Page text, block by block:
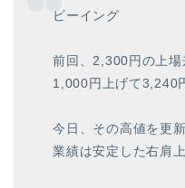
ビーイング
前回、2,300円の上
1,000円上げて3,240
今日、その高値を更新
業績は安定した右肩